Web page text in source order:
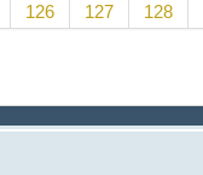
126 127 128